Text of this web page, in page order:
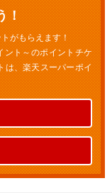
！
がもらえます！
ント～のポイントチケ
は、楽天スーパーポイ